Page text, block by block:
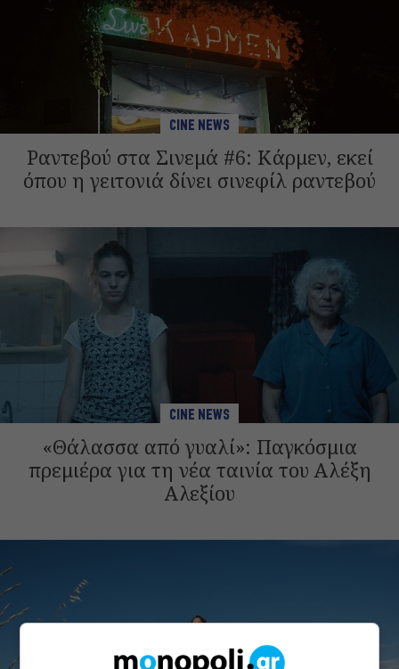
CINE NEWS
Ραντεβού στα Σινεμά #6: Κάρμεν, εκεί
όπου η γειτονιά δίνει σινεφίλ ραντεβού
CINE NEWS
«Θάλασσα από γυαλί»: Παγκόσμια
πρεμιέρα για τη νέα ταινία του Αλέξη
Αλεξίου